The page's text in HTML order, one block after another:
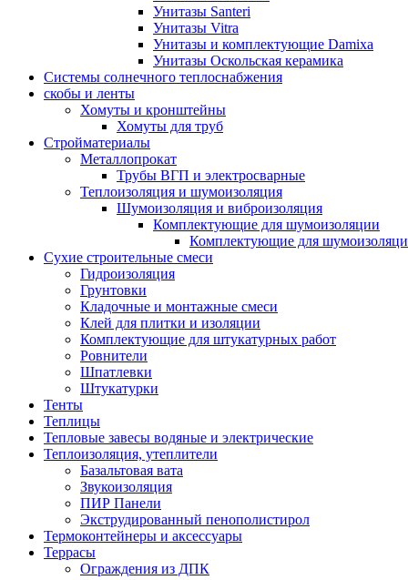
Унитазы Santeri
Унитазы Vitra
Унитазы и комплектующие Damixa
Унитазы Оскольская керамика
Системы солнечного теплоснабжения
скобы и ленты
Хомуты и кронштейны
Хомуты для труб
Стройматериалы
Металлопрокат
Трубы ВГП и электросварные
Теплоизоляция и шумоизоляция
Шумоизоляция и виброизоляция
Комплектующие для шумоизоляции
Комплектующие для
Сухие строительные смеси
Гидроизоляция
Грунтовки
Кладочные и монтажные смеси
Клей для плитки и изоляции
Комплектующие для штукатурных работ
Ровнители
Шпатлевки
Штукатурки
Тенты
Теплицы
Тепловые завесы водяные и электрические
Теплоизоляция, утеплители
Базальтовая вата
Звукоизоляция
ПИР Панели
Экструдированный пенополистирол
Термоконтейнеры и аксессуары
Террасы
Ограждения из ДПК